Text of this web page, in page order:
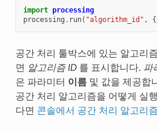
import processing
processing . run( "algorithm_id" , {
공간 처리 툴박스에 있는 알고리
면
알고리즘 ID를 표시합니다. 파
은 파라미터 이름및 값을 제공합
공간 처리 알고리즘을 어떻게 실
다면 콘솔에서 공간 처리 알고리